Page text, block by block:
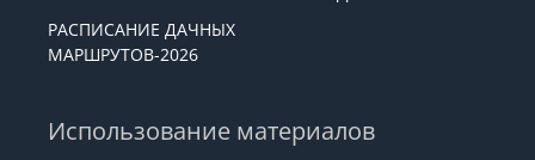
РАСПИСАНИЕ ДАЧНЫХ
МАРШРУТОВ-2026
Использование материалов